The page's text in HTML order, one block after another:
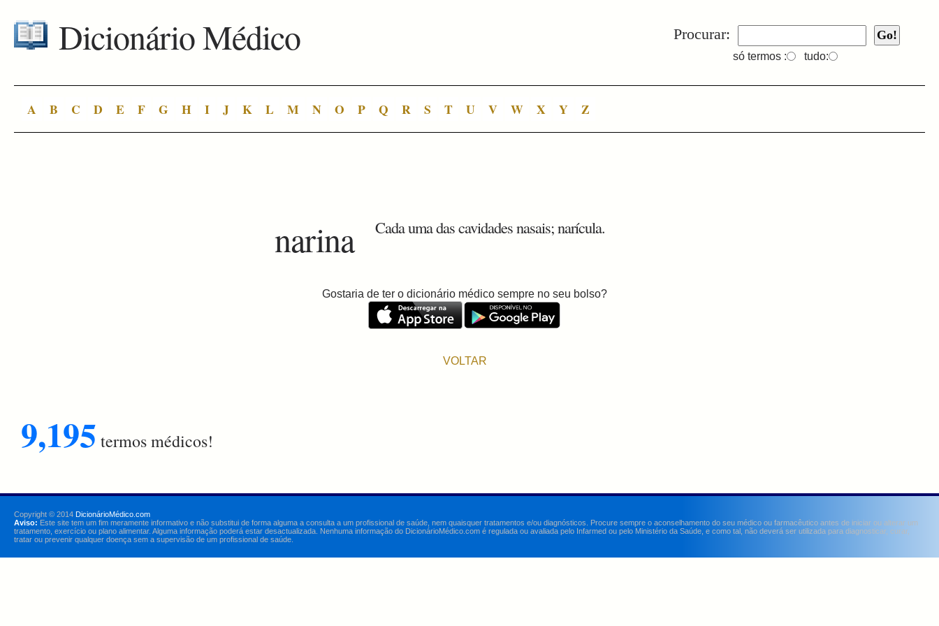
Procurar:
só termos : tudo:
Dicionário Médico
A B C D E F G H I J K L M N O P Q R S T U V W X Y Z
narina Cada uma das cavidades nasais; narícula.
Gostaria de ter o dicionário médico sempre no seu bolso?
VOLTAR
9,195 termos médicos!
Copyright © 2014 DicionárioMédico.com
Aviso: Este site tem um fim meramente informativo e não substitui de forma alguma a consulta a um profissional de saúde, nem quaisquer tratamentos e/ou diagnósticos. Procure sempre o aconselhamento do seu médico ou farmacêutico antes de iniciar ou alterar um
tratamento, exercício ou plano alimentar. Alguma informação poderá estar desactualizada. Nenhuma informação do DicionárioMédico.com é regulada ou avaliada pelo Infarmed ou pelo Ministério da Saúde, e como tal, não deverá ser utilizada para diagnosticar, curar,
tratar ou prevenir qualquer doença sem a supervisão de um profissional de saúde.